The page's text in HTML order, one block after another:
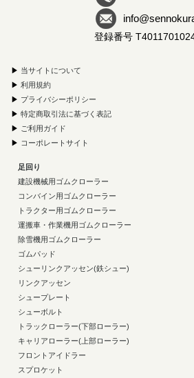
登録番号
▶ 当サイトについて
▶ 利用規約
▶ プライバシーポリシー
▶ 特定商取引法に基づく表記
▶ ご利用ガイド
▶ コーポレートサイト
足回り
建設機械用ゴムクローラー
コンバイン用ゴムクローラー
トラクター用ゴムクローラー
運搬車・作業機用ゴムクローラー
除雪機用ゴムクローラー
ゴムパッド
シューリンクアッセン(鉄シュー)
リンクアッセン
シュープレート
シューボルト
トラックローラー(下部ローラー)
キャリアローラー(上部ローラー)
フロントアイドラー
スプロケット